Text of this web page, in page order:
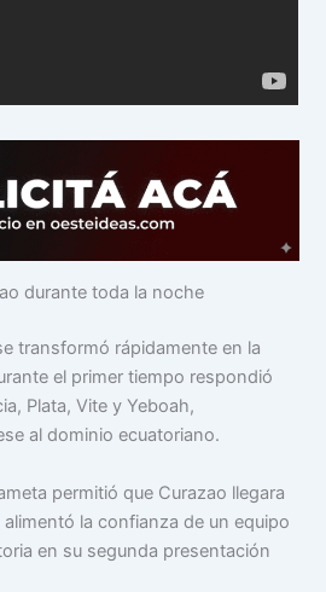
durante toda la noche
transformó rápidamente en la
el primer tiempo respondió
Plata, Vite y Yeboah,
al dominio ecuatoriano.
permitió que Curazao llegara
la confianza de un equipo
en su segunda presentación